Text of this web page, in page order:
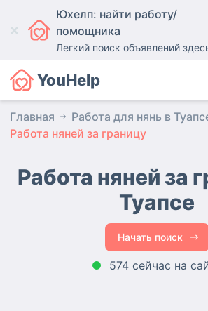
Юхелп: найти работу/
помощника
Легкий поиск объявлений
YouHelp
Главная
Работа для нянь в
Работа няней за границу
Работа няней за
Туапсе
Начать поиск
574 сейчас на